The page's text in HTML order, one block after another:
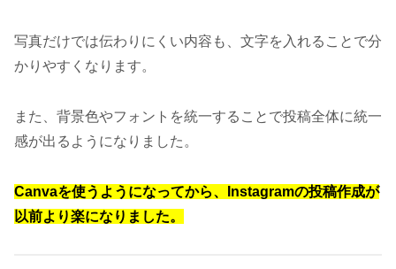
写真だけでは伝わりにくい内容も、文字を入れることで分
かりやすくなります。
また、背景色やフォントを統一することで投稿全体に統一
感が出るようになりました。
Canvaを使うようになってから、Instagramの投稿作成が
以前より楽になりました。